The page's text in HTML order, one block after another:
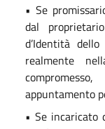
• Se
dal
d’Identità
realmente
appuntamento
• Se incaricato